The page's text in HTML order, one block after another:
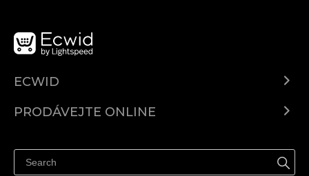
ECWID
Ceny
PRODÁVEJTE ONLINE
Prodávejte na Facebooku
Prodávejte na Instagramu